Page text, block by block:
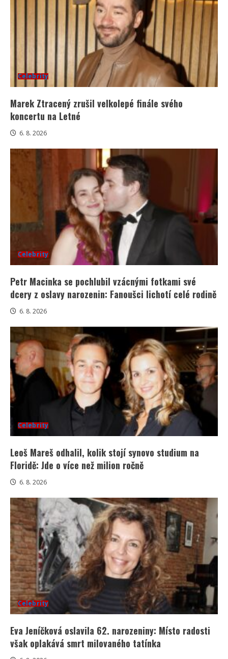
Celebrity
Marek Ztracený zrušil velkolepé finále svého
koncertu na Letné
6. 8. 2026
Celebrity
Petr Macinka se pochlubil vzácnými fotkami své
dcery z oslavy narozenin: Fanoušci lichotí celé rodině
6. 8. 2026
Celebrity
Leoš Mareš odhalil, kolik stojí synovo studium na
Floridě: Jde o více než milion ročně
6. 8. 2026
Celebrity
Eva Jeníčková oslavila 62. narozeniny: Místo radosti
však oplakává smrt milovaného tatínka